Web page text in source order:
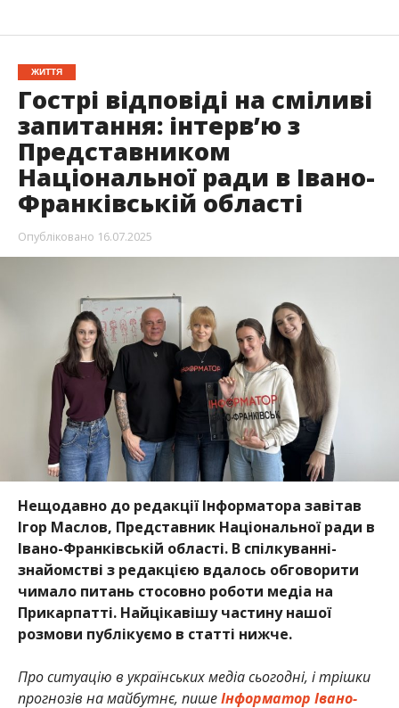
ЖИТТЯ
Гострі відповіді на сміливі
запитання: інтерв’ю з
Представником
Національної ради в Івано-
Франківській області
Опубліковано 16.07.2025
Нещодавно до редакції Інформатора завітав
Ігор Маслов, Представник Національної ради в
Івано-Франківській області. В спілкуванні-
знайомстві з редакцією вдалось обговорити
чимало питань стосовно роботи медіа на
Прикарпатті. Найцікавішу частину нашої
розмови публікуємо в статті нижче.
Про ситуацію в українських медіа сьогодні, і трішки
прогнозів на майбутнє, пишеІнформатор Івано-